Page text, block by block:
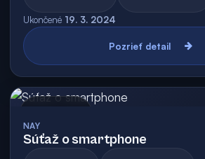
Ukončené 19. 3. 2024
Pozrieť detail
NAY
Súťaž o smartphone